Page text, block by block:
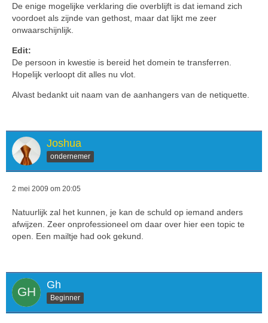
De enige mogelijke verklaring die overblijft is dat iemand zich
voordoet als zijnde van gethost, maar dat lijkt me zeer
onwaarschijnlijk.
Edit:
De persoon in kwestie is bereid het domein te transferren.
Hopelijk verloopt dit alles nu vlot.
Alvast bedankt uit naam van de aanhangers van de netiquette.
Joshua
ondernemer
2 mei 2009 om 20:05
Natuurlijk zal het kunnen, je kan de schuld op iemand anders
afwijzen. Zeer onprofessioneel om daar over hier een topic te
open. Een mailtje had ook gekund.
Gh
Beginner